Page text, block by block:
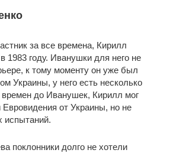
за все времена, Кирилл
1983 году. Иванушки для него не
к тому моменту он уже был
Украины, у него есть несколько
до Иванушек, Кирилл мог
Евровидения от Украины, но не
испытаний.
поклонники долго не хотели